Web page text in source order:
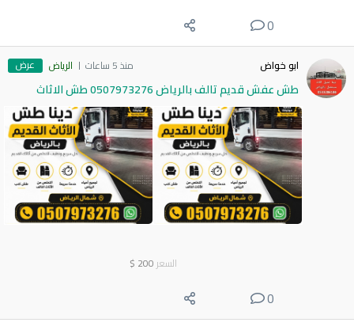
0
ابو خواض منذ 5 ساعات الرياض عرض
طش عفش قديم تالف بالرياض 0507973276 طش الاثاث
السعر 200
$
0